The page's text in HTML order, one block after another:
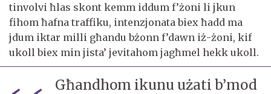
tinvolvi ħlas skont kemm iddum f’żoni li jkun
fihom ħafna traffiku, intenzjonata biex ħadd ma
jdum iktar milli għandu bżonn f’dawn iż-żoni, kif
ukoll biex min jista’ jevitahom jagħmel hekk ukoll.
Għandhom ikunu użati b’mod